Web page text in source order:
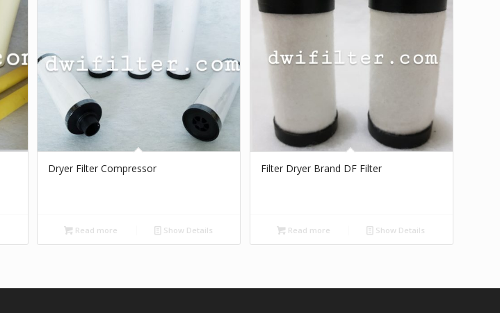
Dryer Filter Compressor
Read more Show Details
Filter Dryer Brand DF Filter
Read more Show Details